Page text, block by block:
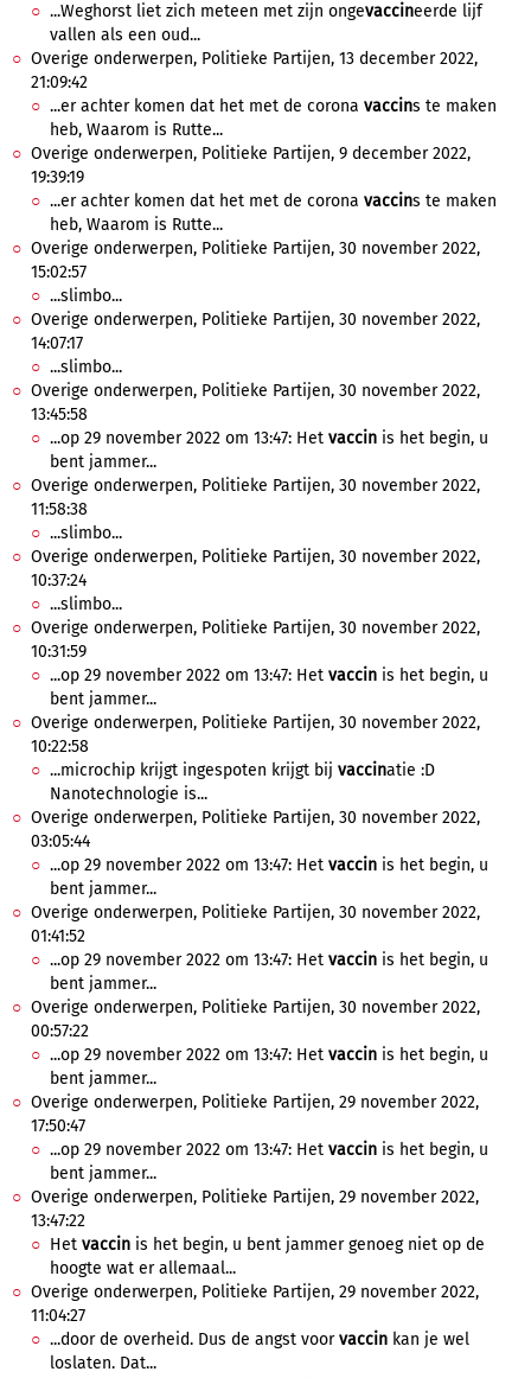
...Weghorst liet zich meteen met zijn ongevaccineerde lijf
vallen als een oud...
Overige onderwerpen, Politieke Partijen, 13 december 2022,
21:09:42
...er achter komen dat het met de corona vaccins te maken
heb, Waarom is Rutte...
Overige onderwerpen, Politieke Partijen, 9 december 2022,
19:39:19
...er achter komen dat het met de corona vaccins te maken
heb, Waarom is Rutte...
Overige onderwerpen, Politieke Partijen, 30 november 2022,
15:02:57
...slimbo...
Overige onderwerpen, Politieke Partijen, 30 november 2022,
14:07:17
...slimbo...
Overige onderwerpen, Politieke Partijen, 30 november 2022,
13:45:58
...op 29 november 2022 om 13:47: Het vaccin is het begin, u
bent jammer...
Overige onderwerpen, Politieke Partijen, 30 november 2022,
11:58:38
...slimbo...
Overige onderwerpen, Politieke Partijen, 30 november 2022,
10:37:24
...slimbo...
Overige onderwerpen, Politieke Partijen, 30 november 2022,
10:31:59
...op 29 november 2022 om 13:47: Het vaccin is het begin, u
bent jammer...
Overige onderwerpen, Politieke Partijen, 30 november 2022,
10:22:58
...microchip krijgt ingespoten krijgt bij vaccinatie :D
Nanotechnologie is...
Overige onderwerpen, Politieke Partijen, 30 november 2022,
03:05:44
...op 29 november 2022 om 13:47: Het vaccin is het begin, u
bent jammer...
Overige onderwerpen, Politieke Partijen, 30 november 2022,
01:41:52
...op 29 november 2022 om 13:47: Het vaccin is het begin, u
bent jammer...
Overige onderwerpen, Politieke Partijen, 30 november 2022,
00:57:22
...op 29 november 2022 om 13:47: Het vaccin is het begin, u
bent jammer...
Overige onderwerpen, Politieke Partijen, 29 november 2022,
17:50:47
...op 29 november 2022 om 13:47: Het vaccin is het begin, u
bent jammer...
Overige onderwerpen, Politieke Partijen, 29 november 2022,
13:47:22
Het vaccin is het begin, u bent jammer genoeg niet op de
hoogte wat er allemaal...
Overige onderwerpen, Politieke Partijen, 29 november 2022,
11:04:27
...door de overheid. Dus de angst voorvaccin kan je wel
loslaten. Dat...